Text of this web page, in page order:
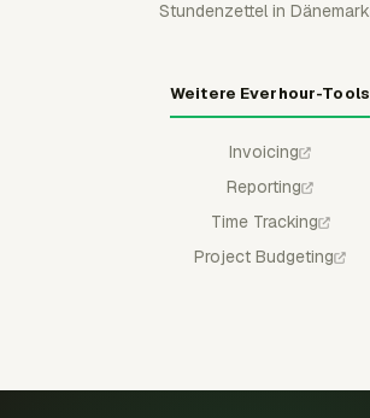
Stundenzettel in Dänemark
Weitere Everhour-Tools
Invoicing
Reporting
Time Tracking
Project Budgeting